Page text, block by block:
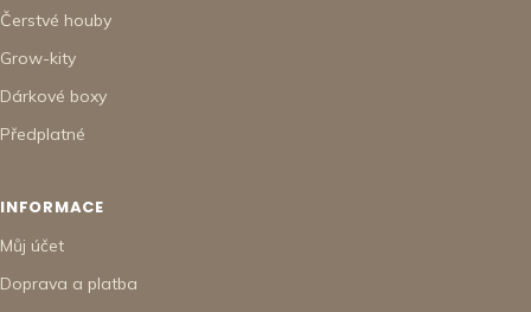
Čerstvé houby
Grow-kity
Dárkové boxy
Předplatné
INFORMACE
Můj účet
Doprava a platba